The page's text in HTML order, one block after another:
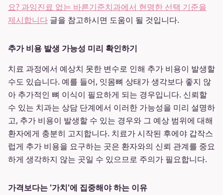
요? 과잉진료 없는 바른기준치과에서 현명한 선택 기준을
제시합니다 글을 참고하시면 도움이 될 것입니다.
추가 비용 발생 가능성 미리 확인하기
치료 과정에서 예상치 못한 변수로 인해 추가 비용이 발생할
수도 있습니다. 예를 들어, 잇몸뼈 상태가 생각보다 좋지 않
아 추가적인 뼈 이식이 필요하게 되는 경우입니다. 신뢰할
수 있는 치과는 상담 단계에서 이러한 가능성을 미리 설명하
고, 추가 비용이 발생할 수 있는 경우와 그 예상 범위에 대해
환자에게 충분히 고지합니다. 치료가 시작된 후에야 갑작스
럽게 추가 비용을 요구하는 곳은 환자와의 신뢰 관계를 중요
하게 생각하지 않는 곳일 수 있으므로 주의가 필요합니다.
가격보다는 '가치'에 집중해야 하는 이유